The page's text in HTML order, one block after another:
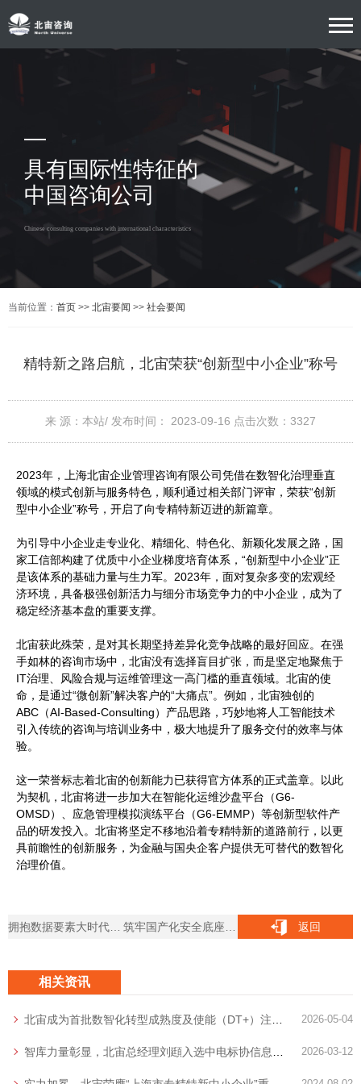
具有国际性特征的
中国咨询公司
Chinese consulting companies with international characteristics
当前位置： 首页 >> 北宙要闻 >> 社会要闻
精特新之路启航，北宙荣获“创新型中小企业”称号
来 源：本站/ 发布时间： 2023-09-16 点击次数： 3327
2023年，上海北宙企业管理咨询有限公司凭借在数智化治理垂直
领域的模式创新与服务特色，顺利通过相关部门评审，荣获“创新
型中小企业”称号，开启了向专精特新迈进的新篇章。
为引导中小企业走专业化、精细化、特色化、新颖化发展之路，国
家工信部构建了优质中小企业梯度培育体系，“创新型中小企业”正
是该体系的基础力量与生力军。2023年，面对复杂多变的宏观经
济环境，具备极强创新活力与细分市场竞争力的中小企业，成为了
稳定经济基本盘的重要支撑。
北宙获此殊荣，是对其长期坚持差异化竞争战略的最好回应。在强
手如林的咨询市场中，北宙没有选择盲目扩张，而是坚定地聚焦于
IT治理、风险合规与运维管理这一高门槛的垂直领域。北宙的使
命，是通过“微创新”解决客户的“大痛点”。例如，北宙独创的
ABC（AI-Based-Consulting）产品思路，巧妙地将人工智能技术
引入传统的咨询与培训业务中，极大地提升了服务交付的效率与体
验。
这一荣誉标志着北宙的创新能力已获得官方体系的正式盖章。以此
为契机，北宙将进一步加大在智能化运维沙盘平台（G6-
OMSD）、应急管理模拟演练平台（G6-EMMP）等创新型软件产
品的研发投入。北宙将坚定不移地沿着专精特新的道路前行，以更
具前瞻性的创新服务，为金融与国央企客户提供无可替代的数智化
治理价值。
返回
相关资讯
北宙成为首批数智化转型成熟度及使能（DT+）注册咨询服务机构 2026-05-04
智库力量彰显，北宙总经理刘頲入选中电标协信息技术服务分会创新智库 2026-03-12